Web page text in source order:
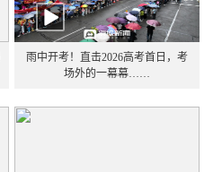
雨中开考！直击2026高考首日，考
场外的一幕幕……